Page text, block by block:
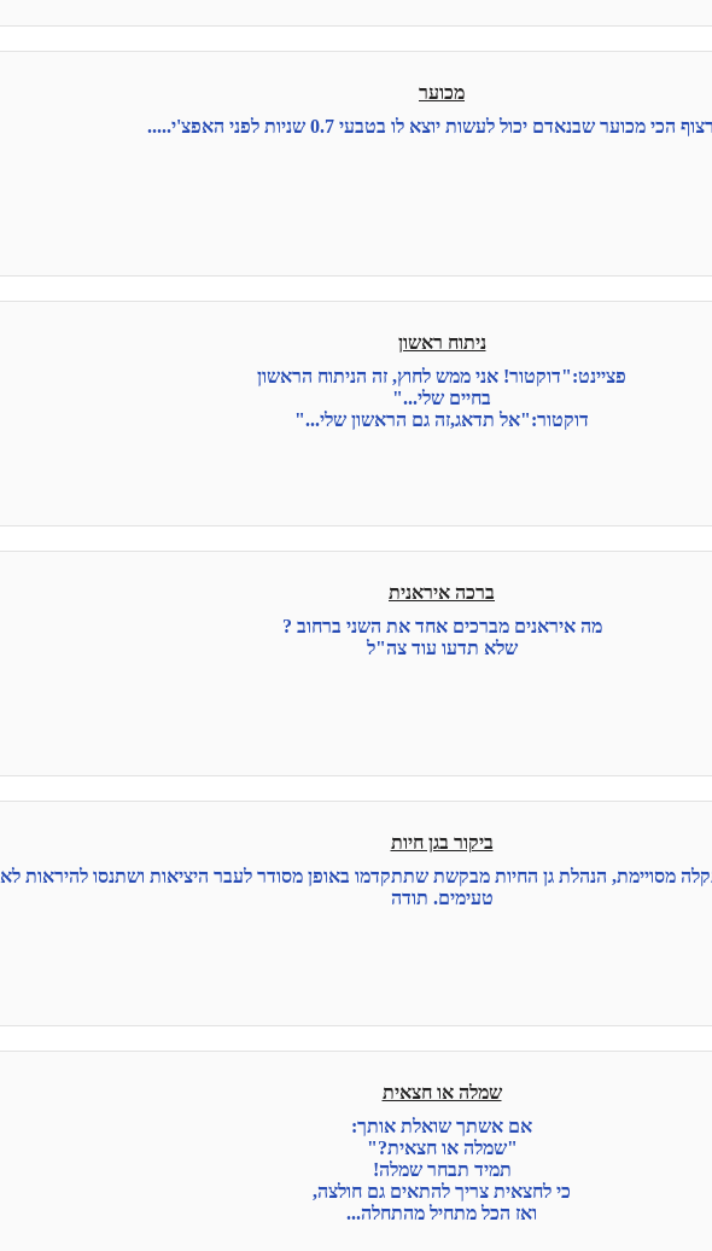
מכוער
הכי מכוער שבנאדם יכול לעשות יוצא לו בטבעי 0.7 שניות לפני האפצ'י.....
ניתוח ראשון
פציינט:"דוקטור! אני ממש לחוץ, זה הניתוח הראשון
בחיים שלי..."
דוקטור:"אל תדאג,זה גם הראשון שלי..."
ברכה איראנית
מה איראנים מברכים אחד את השני ברחוב ?
שלא תדעו עוד צה"ל
ביקור בגן חיות
מסויימת, הנהלת גן החיות מבקשת שתתקדמו באופן מסודר לעבר היציאות ושתנסו להיראות לא
טעימים. תודה
שמלה או חצאית
אם אשתך שואלת אותך:
"שמלה או חצאית?"
תמיד תבחר שמלה!
כי לחצאית צריך להתאים גם חולצה,
ואז הכל מתחיל מהתחלה...